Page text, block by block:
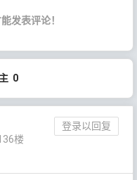
发表评论！
0
登录以回复
楼